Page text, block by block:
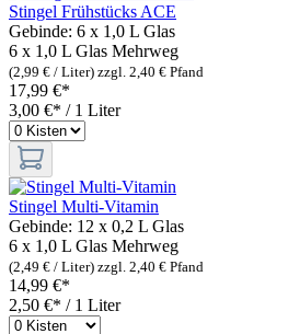
Stingel Frühstücks ACE
Gebinde: 6 x 1,0 L Glas
6 x 1,0 L Glas Mehrweg
(2,99 € / Liter) zzgl. 2,40 € Pfand
17,99 €*
3,00 €* / 1 Liter
Stingel Multi-Vitamin
Gebinde: 12 x 0,2 L Glas
6 x 1,0 L Glas Mehrweg
(2,49 € / Liter) zzgl. 2,40 € Pfand
14,99 €*
2,50 €* / 1 Liter